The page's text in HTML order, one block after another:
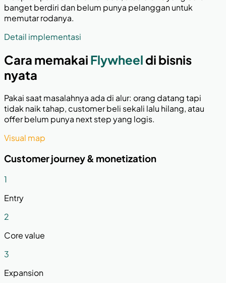
banget berdiri dan belum punya pelanggan untuk
memutar rodanya.
Detail implementasi
Cara memakai Flywheel di bisnis
nyata
Pakai saat masalahnya ada di alur: orang datang tapi
tidak naik tahap, customer beli sekali lalu hilang, atau
offer belum punya next step yang logis.
Visual map
Customer journey & monetization
1
Entry
2
Core value
3
Expansion